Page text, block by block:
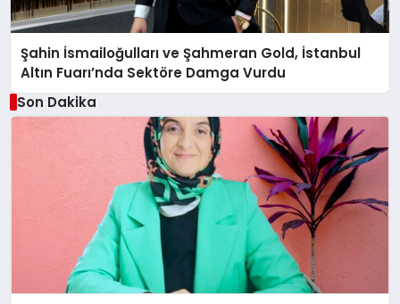
Şahin İsmailoğulları ve Şahmeran Gold, İstanbul
Altın Fuarı’nda Sektöre Damga Vurdu
Son Dakika